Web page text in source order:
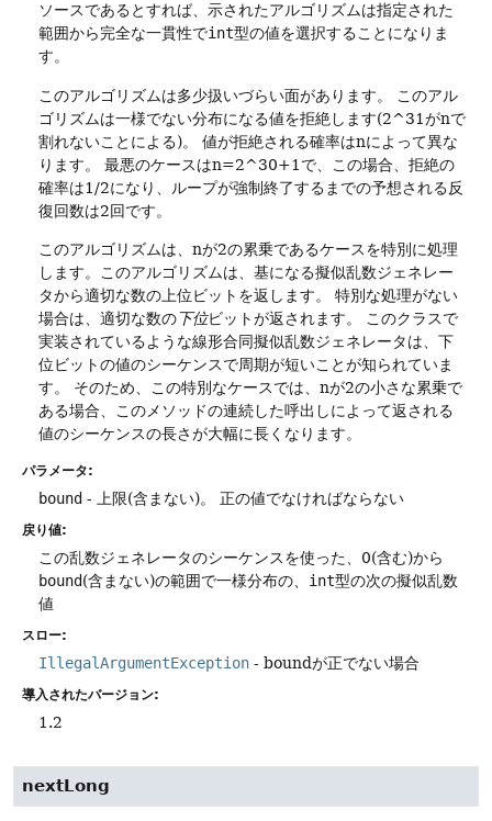
ソースであるとすれば、示されたアルゴリズムは指定された
範囲から完全な一貫性でint型の値を選択することになりま
す。
このアルゴリズムは多少扱いづらい面があります。
このアル
ゴリズムは一様でない分布になる値を拒絶します(2^31がnで
割れないことによる)。
値が拒絶される確率はnによって異な
ります。
最悪のケースはn=2^30+1で、この場合、拒絶の
確率は1/2になり、ループが強制終了するまでの予想される反
復回数は2回です。
このアルゴリズムは、nが2の累乗であるケースを特別に処理
します。このアルゴリズムは、基になる擬似乱数ジェネレー
タから適切な数の上位ビットを返します。
特別な処理がない
場合は、適切な数の下位ビットが返されます。
このクラスで
実装されているような線形合同擬似乱数ジェネレータは、下
位ビットの値のシーケンスで周期が短いことが知られていま
す。
そのため、この特別なケースでは、nが2の小さな累乗で
ある場合、このメソッドの連続した呼出しによって返される
値のシーケンスの長さが大幅に長くなります。
パラメータ:
bound - 上限(含まない)。 正の値でなければならない
戻り値:
この乱数ジェネレータのシーケンスを使った、0(含む)から
bound(含まない)の範囲で一様分布の、 int型の次の擬似乱数
値
スロー:
IllegalArgumentException - boundが正でない場合
導入されたバージョン:
1.2
nextLong